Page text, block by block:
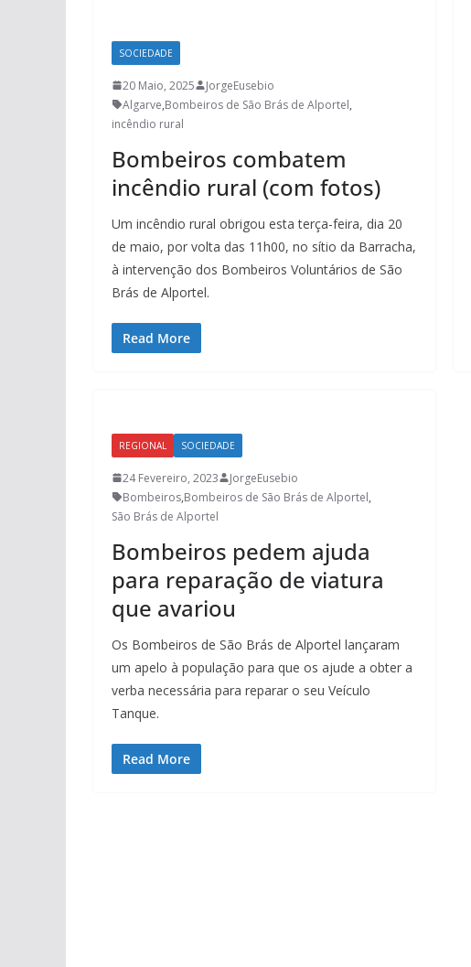
SOCIEDADE
20 Maio, 2025
JorgeEusebio
Algarve,Bombeiros de São Brás de Alportel,
incêndio rural
Bombeiros combatem
incêndio rural (com fotos)
Um incêndio rural obrigou esta terça-feira, dia 20
de maio, por volta das 11h00, no sítio da Barracha,
à intervenção dos Bombeiros Voluntários de São
Brás de Alportel.
Read More
REGIONAL SOCIEDADE
24 Fevereiro, 2023
JorgeEusebio
Bombeiros,Bombeiros de São Brás de Alportel,
São Brás de Alportel
Bombeiros pedem ajuda
para reparação de viatura
que avariou
Os Bombeiros de São Brás de Alportel lançaram
um apelo à população para que os ajude a obter a
verba necessária para reparar o seu Veículo
Tanque.
Read More